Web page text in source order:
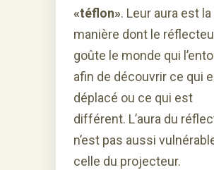
«téflon». Leur aura est la
manière dont le
goûte le monde qui
afin de découvrir ce qui
déplacé ou ce qui est
différent. L’aura du
n’est pas aussi
celle du projecteur.